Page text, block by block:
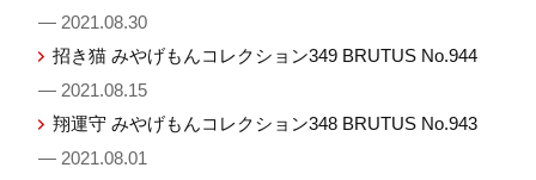
— 2021.08.30
招き猫 みやげもんコレクション349 BRUTUS No.944
— 2021.08.15
翔運守 みやげもんコレクション348 BRUTUS No.943
— 2021.08.01